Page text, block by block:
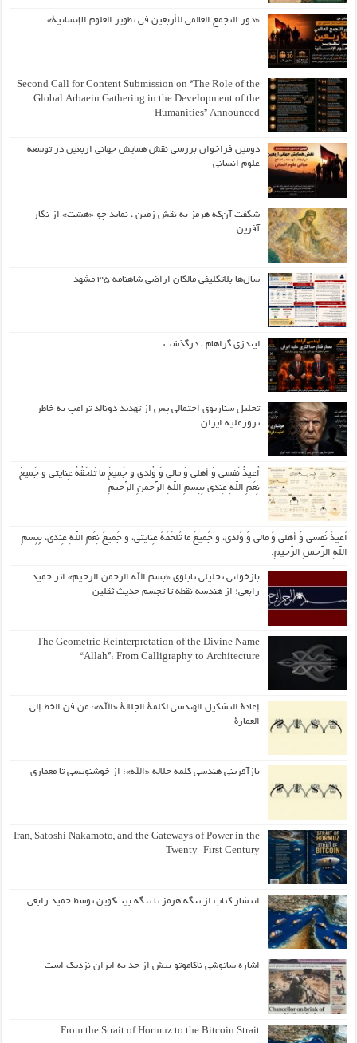
«دور التجمع العالمي للأربعين في تطوير العلوم الإنسانية».
Second Call for Content Submission on “The Role of the
Global Arbaein Gathering in the Development of the
Humanities” Announced
دومین فراخوان بررسی نقش همایش جهانی اربعین در توسعه
علوم انسانی
شگفت آن‌که هرمز به نقش زمین ، نماید چو «هشت» از نگار
آفرین
سال‌ها بلاتکلیفی مالکان اراضی شاهنامه ۳۵ مشهد
لیندزی گراهام ، درگذشت
تحلیل سناریوی احتمالی پس از تهدید دونالد ترامپ به خاطر
ترورعلیه ایران
اُعیذُ نَفسی وَ أهلی وَ مالی وَ وُلدی و جَمیعَ ما تَلحَقُهُ عِنایتی و جَمیعَ
نِعَمِ اللّهِ عِندی بِبِسمِ اللّهِ الرَّحمنِ الرَّحیمِ
اُعیذُ نَفسی وَ أهلی وَ مالی وَ وُلدی، و جَمیعَ ما تَلحَقُهُ عِنایتی، و جَمیعَ نِعَمِ اللّهِ عِندی، بِبِسمِ
اللّهِ الرَّحمنِ الرَّحیمِ.
بازخوانی تحلیلی تابلوی «بسم الله الرحمن الرحیم» اثر حمید
رابعی؛ از هندسه نقطه تا تجسم حدیث ثقلین
The Geometric Reinterpretation of the Divine Name
“Allah”: From Calligraphy to Architecture
إعادة التشكيل الهندسي لكلمة الجلالة «الله»؛ من فن الخط إلى
العمارة
بازآفرینی هندسی کلمه جلاله «الله»؛ از خوشنویسی تا معماری
Iran, Satoshi Nakamoto, and the Gateways of Power in the
Twenty-First Century
انتشار کتاب از تنگه هرمز تا تنگه بیت‌کوین توسط حمید رابعی
اشاره ساتوشی ناکاموتو بیش از حد به ایران نزدیک است
From the Strait of Hormuz to the Bitcoin Strait